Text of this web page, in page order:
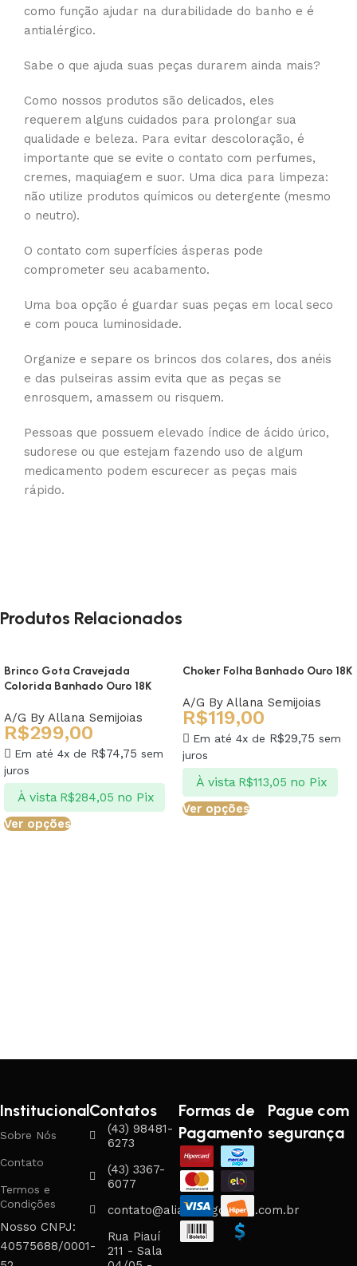
como função ajudar na durabilidade do banho e é
antialérgico.
Sabe o que ajuda suas peças durarem ainda mais?
Como nossos produtos são delicados, eles
requerem alguns cuidados para prolongar sua
qualidade e beleza. Para evitar descoloração, é
importante que se evite o contato com perfumes,
cremes, maquiagem e suor. Uma dica para limpeza:
não utilize produtos químicos ou detergente (mesmo
o neutro).
O contato com superfícies ásperas pode
comprometer seu acabamento.
Uma boa opção é guardar suas peças em local seco
e com pouca luminosidade.
Organize e separe os brincos dos colares, dos anéis
e das pulseiras assim evita que as peças se
enrosquem, amassem ou risquem.
Pessoas que possuem elevado índice de ácido úrico,
sudorese ou que estejam fazendo uso de algum
medicamento podem escurecer as peças mais
rápido.
Produtos Relacionados
Brinco Gota Cravejada
Colorida Banhado Ouro 18K
A/G By Allana Semijoias
R$299,00
Em até 4x de R$74,75 sem
juros
À vista R$284,05 no Pix
Ver opções
Choker Folha Banhado Ouro 18K
A/G By Allana Semijoias
R$119,00
Em até 4x de R$29,75 sem
juros
À vista R$113,05 no Pix
Ver opções
Institucional
Sobre Nós
Contato
Termos e
Condições
Nosso CNPJ:
40575688/0001-
Contatos
(43) 98481-
6273
(43) 3367-
6077
contato@aliancasgouveia.com.br
Rua Piauí
211 - Sala
Formas de
Pagamento
Pague com
segurança